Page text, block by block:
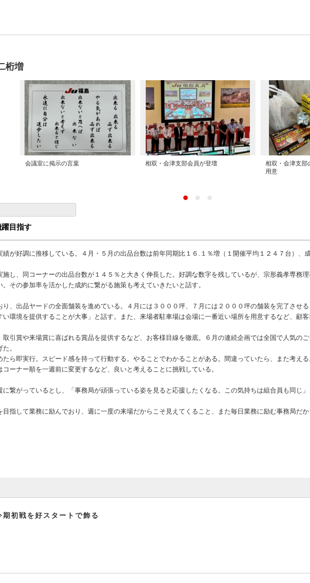
桁増
会議室に掲示の言葉 相双・会津支部会員が登壇
相双・会津支部
用意
目指す
が好調に推移している。４月・５月の出品台数は前年同期比１６.１％増（１開催平均１２４７台）、
し、同コーナーの出品台数が１４５％と大きく伸長した。好調な数字を残しているが、宗形義孝専務
その参加率を活かした成約に繋がる施策も考えていきたいと話す。
、出品ヤードの全面舗装を進めている。４月には３０００坪、７月には２０００坪の舗装を完了させ
環境を提供することが大事」と話す。また、来場者駐車場は会場に一番近い場所を用意するなど、顧客
引賞や来場賞に喜ばれる賞品を提供するなど、お客様目線を徹底。６月の連続企画では全国で人気の
。
ら即実行。スピード感を持って行動する。やることでわかることがある。間違っていたら、また考え
ーナー順を一週前に変更するなど、良いと考えることに挑戦している。
繋がっているとし、「事務局が頑張っている姿を見ると応援したくなる。この気持ちは組合員も同じ
指して業務に励んでおり、週に一度の来場だからこそ見えてくること、また毎日業務に励む事務局だ
期初戦を好スタートで飾る